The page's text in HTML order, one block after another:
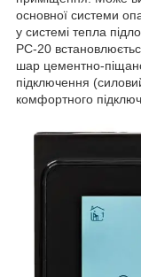
основної системи
у системі тепла
PC-20
шар цементно-
підключення
комфортного